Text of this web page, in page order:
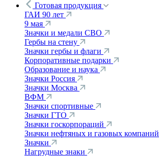
Готовая продукция
ГАИ 90 лет
9 мая
Значки и медали СВО
Гербы на стену
Значки гербы и флаги
Корпоративные подарки
Образование и наука
Значки Россия
Значки Москва
ВФМ
Значки спортивные
Значки ГТО
Значки госкорпораций
Значки нефтяных и газовых компаний
Значки
Нагрудные знаки